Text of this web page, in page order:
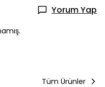
Yorum Yap
Tüm Ürünler